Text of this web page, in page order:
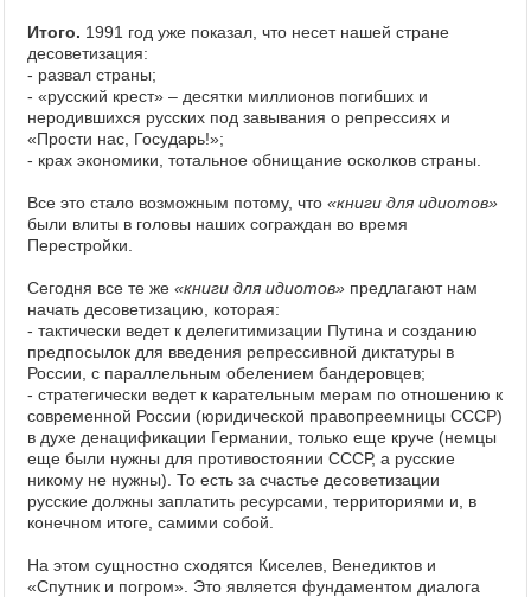
Итого. 1991 год уже показал, что несет нашей стране
десоветизация:
- развал страны;
- «русский крест» – десятки миллионов погибших и
неродившихся русских под завывания о репрессиях и
«Прости нас, Государь!»;
- крах экономики, тотальное обнищание осколков страны.
Все это стало возможным потому, что «книги для идиотов»
были влиты в головы наших сограждан во время
Перестройки.
Сегодня все те же «книги для идиотов» предлагают нам
начать десоветизацию, которая:
- тактически ведет к делегитимизации Путина и созданию
предпосылок для введения репрессивной диктатуры в
России, с параллельным обелением бандеровцев;
- стратегически ведет к карательным мерам по отношению к
современной России (юридической правопреемницы СССР)
в духе денацификации Германии, только еще круче (немцы
еще были нужны для противостоянии СССР, а русские
никому не нужны). То есть за счастье десоветизации
русские должны заплатить ресурсами, территориями и, в
конечном итоге, самими собой.
На этом сущностно сходятся Киселев, Венедиктов и
«Спутник и погром». Это является фундаментом диалога